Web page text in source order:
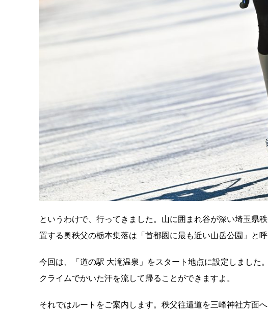
というわけで、行ってきました。山に囲まれ谷が深い埼玉県
置する奥秩父の栃本集落は「首都圏に最も近い山岳公園」と
今回は、「道の駅 大滝温泉」をスタート地点に設定しました
クライムでかいた汗を流して帰ることができますよ。
それではルートをご案内します。秩父往還道を三峰神社方面